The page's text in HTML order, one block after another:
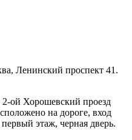
Ленинский проспект 41.
2-ой Хорошевский проезд
на дороге, вход
этаж, черная дверь.